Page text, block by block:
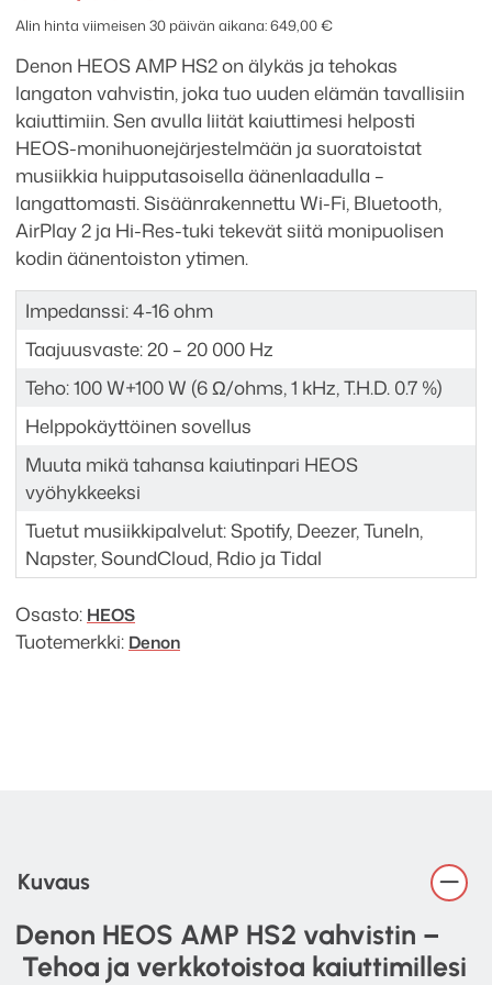
vahvistin
määrä
Alin hinta viimeisen 30 päivän aikana:649,00€
Denon HEOS AMP HS2 on älykäs ja tehokas
langaton vahvistin, joka tuo uuden elämän tavallisiin
kaiuttimiin. Sen avulla liität kaiuttimesi helposti
HEOS-monihuonejärjestelmään ja suoratoistat
musiikkia huipputasoisella äänenlaadulla –
langattomasti. Sisäänrakennettu Wi-Fi, Bluetooth,
AirPlay 2 ja Hi-Res-tuki tekevät siitä monipuolisen
kodin äänentoiston ytimen.
Impedanssi: 4-16 ohm
Taajuusvaste: 20 – 20 000 Hz
Teho: 100 W+100 W (6 Ω/ohms, 1 kHz, T.H.D. 0.7 %)
Helppokäyttöinen sovellus
Muuta mikä tahansa kaiutinpari HEOS
vyöhykkeeksi
Tuetut musiikkipalvelut: Spotify, Deezer, TuneIn,
Napster, SoundCloud, Rdio ja Tidal
Osasto: HEOS
Tuotemerkki: Denon
Kuvaus
Denon HEOS AMP HS2 vahvistin –
Tehoa ja verkkotoistoa kaiuttimillesi